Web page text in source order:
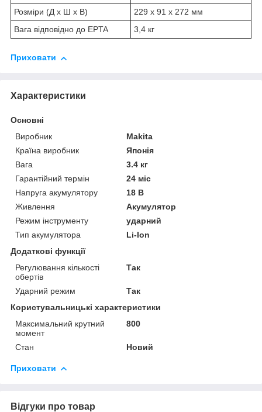
Розміри (Д х Ш х В)
229 x 91 x 272 мм
Вага відповідно до EPTA
3,4 кг
Приховати
Характеристики
Основні
Виробник
Makita
Країна виробник
Японія
Вага
3.4 кг
Гарантійний термін
24 міс
Напруга акумулятору
18 В
Живлення
Акумулятор
Режим інструменту
ударний
Тип акумулятора
Li-Ion
Додаткові функції
Регулювання кількості
обертів
Так
Ударний режим
Так
Користувальницькі характеристики
Максимальний крутний
момент
800
Стан Новий
Приховати
Відгуки про товар